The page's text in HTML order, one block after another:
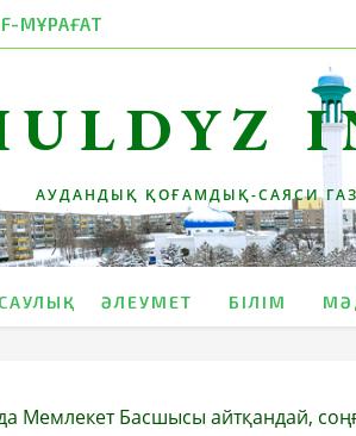
МҰРАҒАТ
АУДАНДЫҚ ҚОҒАМДЫҚ-САЯСИ
ӘЛЕУМЕТ БІЛІМ
Мемлекет Басшысы айтқандай,